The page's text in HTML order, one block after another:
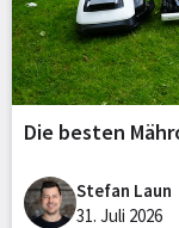
Die besten
Stefan Laun
31. Juli 2026